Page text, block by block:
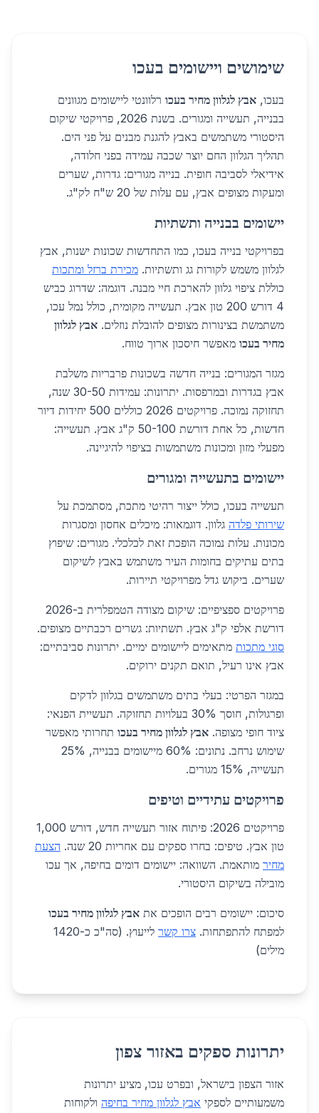
שימושים ויישומים בעכו
בעכו, אבץ לגלוון מחיר בעכו רלוונטי ליישומים מגוונים
בבנייה, תעשייה ומגורים. בשנת 2026, פרויקטי שיקום
היסטורי משתמשים באבץ להגנת מבנים על פני הים.
תהליך הגלוון החם יוצר שכבה עמידה בפני חלודה,
אידיאלי לסביבה חופית. בנייה מגורים: גדרות, שערים
ומעקות מצופים אבץ, עם עלות של 20 ש"ח לק"ג.
יישומים בבנייה ותשתיות
בפרויקטי בנייה בעכו, כמו התחדשות שכונות ישנות, אבץ
לגלוון משמש לקורות גג ותשתיות. מכירת ברזל ומתכות
כוללת ציפוי גלוון להארכת חיי מבנה. דוגמה: שדרוג כביש
4 דורש 200 טון אבץ. תעשייה מקומית, כולל נמל עכו,
משתמשת בצינורות מצופים להובלת נוזלים. אבץ לגלוון
מחיר בעכו מאפשר חיסכון ארוך טווח.
מגזר המגורים: בנייה חדשה בשכונות פרבריות משלבת
אבץ בגדרות ובמרפסות. יתרונות: עמידות 30-50 שנה,
תחזוקה נמוכה. פרויקטים 2026 כוללים 500 יחידות דיור
חדשות, כל אחת דורשת 50-100 ק"ג אבץ. תעשייה:
מפעלי מזון ומכונות משתמשות בציפוי להיגיינה.
יישומים בתעשייה ומגורים
תעשייה בעכו, כולל ייצור רהיטי מתכת, מסתמכת על
שירותי פלדה גלוון. דוגמאות: מיכלים אחסון ומסגרות
מכונות. עלות נמוכה הופכת זאת לכלכלי. מגורים: שיפוץ
בתים עתיקים בחומות העיר משתמש באבץ לשיקום
שערים. ביקוש גדל מפרויקטי תיירות.
פרויקטים ספציפיים: שיקום מצודה הטמפלרית ב-2026
דורשת אלפי ק"ג אבץ. תשתיות: גשרים רכבתיים מצופים.
סוגי מתכות מתאימים ליישומים ימיים. יתרונות סביבתיים:
אבץ אינו רעיל, תואם תקנים ירוקים.
במגזר הפרטי: בעלי בתים משתמשים בגלוון לדקים
ופרגולות, חוסך 30% בעלויות תחזוקה. תעשיית הפנאי:
ציוד חופי מצופה. אבץ לגלוון מחיר בעכו תחרותי מאפשר
שימוש נרחב. נתונים: 60% מיישומים בבנייה, 25%
תעשייה, 15% מגורים.
פרויקטים עתידיים וטיפים
פרויקטים 2026: פיתוח אזור תעשייה חדש, דורש 1,000
טון אבץ. טיפים: בחרו ספקים עם אחריות 20 שנה.
הצעת
מחיר מותאמת. השוואה: יישומים דומים בחיפה, אך עכו
מובילה בשיקום היסטורי.
סיכום: יישומים רבים הופכים את אבץ לגלוון מחיר בעכו
למפתח להתפתחות. צרו קשר
לייעוץ. (סה"כ כ-1420
מילים)
יתרונות ספקים באזור צפון
אזור הצפון בישראל, ובפרט עכו, מציע יתרונות
משמעותיים לספקי אבץ לגלוון מחיר בחיפה ולקוחות